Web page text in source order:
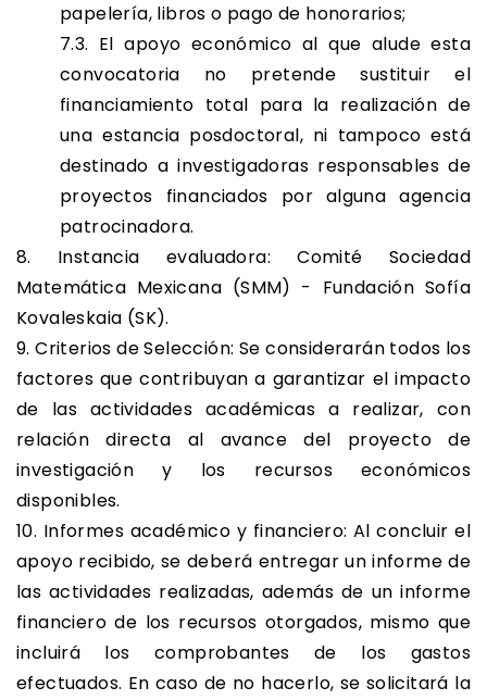
papelería, libros o pago de honorarios;
7.3. El apoyo económico al que alude esta
convocatoria no pretende sustituir el
financiamiento total para la realización de
una estancia posdoctoral, ni tampoco está
destinado a investigadoras responsables de
proyectos financiados por alguna agencia
patrocinadora.
8. Instancia evaluadora: Comité Sociedad
Matemática Mexicana (SMM) - Fundación Sofía
Kovaleskaia (SK).
9. Criterios de Selección: Se considerarán todos los
factores que contribuyan a garantizar el impacto
de las actividades académicas a realizar, con
relación directa al avance del proyecto de
investigación y los recursos económicos
disponibles.
10. Informes académico y financiero: Al concluir el
apoyo recibido, se deberá entregar un informe de
las actividades realizadas, además de un informe
financiero de los recursos otorgados, mismo que
incluirá los comprobantes de los gastos
efectuados. En caso de no hacerlo, se solicitará la